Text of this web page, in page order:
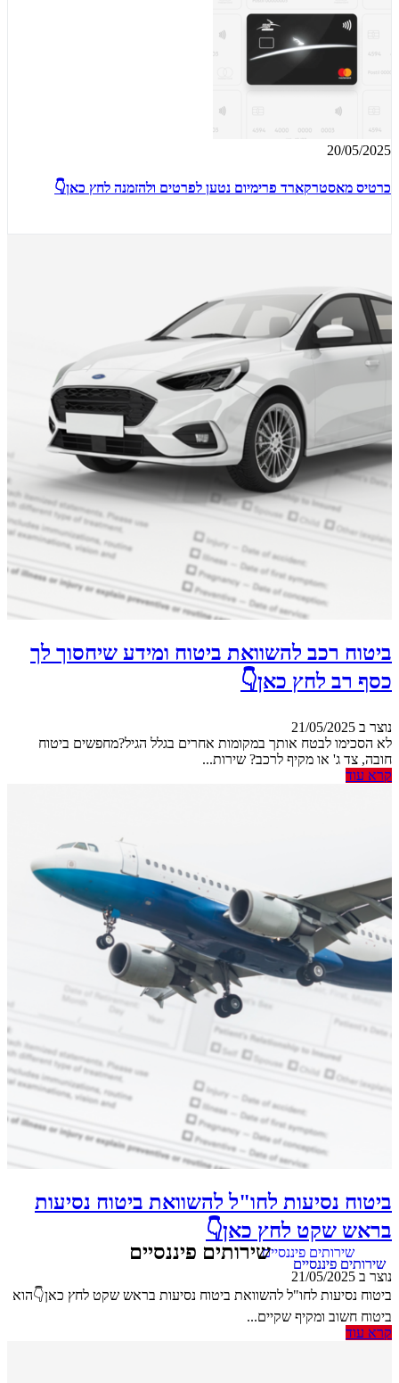
20/05/2025
כרטיס מאסטרקארד פרימיום נטען לפרטים ולהזמנה לחץ כאן👇
ביטוח רכב להשוואת ביטוח ומידע שיחסוך לך
כסף רב לחץ כאן👇
נוצר ב 21/05/2025
לא הסכימו לבטח אותך במקומות אחרים בגלל הגיל?מחפשים ביטוח
חובה, צד ג' או מקיף לרכב? שירות...
קרא עוד
ביטוח נסיעות לחו"ל להשוואת ביטוח נסיעות
בראש שקט לחץ כאן👇
נוצר ב 21/05/2025
ביטוח נסיעות לחו"ל להשוואת ביטוח נסיעות בראש שקט לחץ כאן👇הוא
ביטוח חשוב ומקיף שקיים...
קרא עוד